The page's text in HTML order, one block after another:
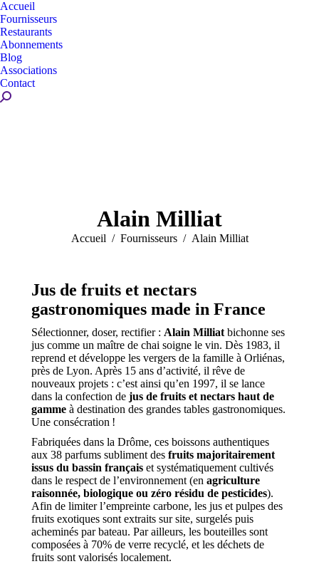
Accueil
Fournisseurs
Restaurants
Abonnements
Blog
Associations
Contact
Recherche
Alain Milliat
Vous êtes ici :
Accueil Fournisseurs Alain Milliat
Jus de fruits et nectars
gastronomiques made in France
Sélectionner, doser, rectifier : Alain Milliat bichonne ses
jus comme un maître de chai soigne le vin. Dès 1983, il
reprend et développe les vergers de la famille à Orliénas,
près de Lyon. Après 15 ans d’activité, il rêve de
nouveaux projets : c’est ainsi qu’en 1997, il se lance
dans la confection de jus de fruits et nectars haut de
gamme à destination des grandes tables gastronomiques.
Une consécration !
Fabriquées dans la Drôme, ces boissons authentiques
aux 38 parfums subliment des fruits majoritairement
issus du bassin français et systématiquement cultivés
dans le respect de l’environnement (en agriculture
raisonnée, biologique ou zéro résidu de pesticides).
Afin de limiter l’empreinte carbone, les jus et pulpes des
fruits exotiques sont extraits sur site, surgelés puis
acheminés par bateau. Par ailleurs, les bouteilles sont
composées à 70% de verre recyclé, et les déchets de
fruits sont valorisés localement.